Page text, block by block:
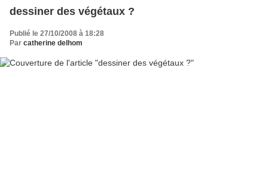
dessiner des végétaux ?
Publié le 27/10/2008 à 18:28
Par catherine delhom